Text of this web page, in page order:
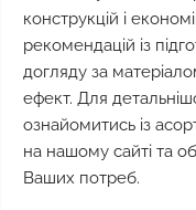
конструкцій і
рекомендацій із
догляду за
ефект. Для
ознайомитись із
на нашому сайті та
Ваших потреб.